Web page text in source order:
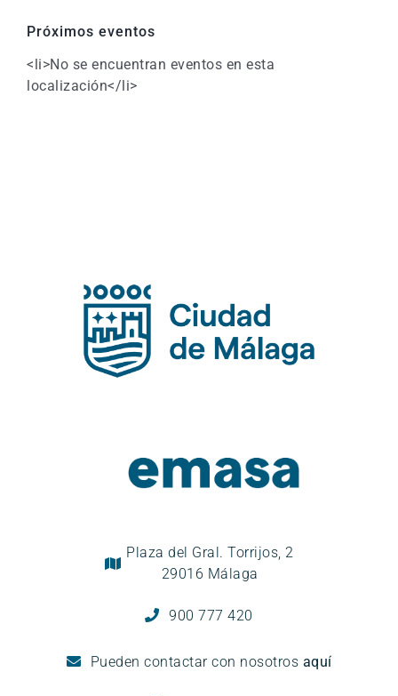
Próximos eventos
<li>No se encuentran eventos en esta
localización</li>
Plaza del Gral. Torrijos, 2
29016 Málaga
900 777 420
Pueden contactar con nosotros aquí